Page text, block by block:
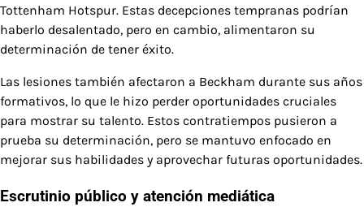
Tottenham Hotspur. Estas decepciones tempranas podrían
haberlo desalentado, pero en cambio, alimentaron su
determinación de tener éxito.
Las lesiones también afectaron a Beckham durante sus años
formativos, lo que le hizo perder oportunidades cruciales
para mostrar su talento. Estos contratiempos pusieron a
prueba su determinación, pero se mantuvo enfocado en
mejorar sus habilidades y aprovechar futuras oportunidades.
Escrutinio público y atención mediática